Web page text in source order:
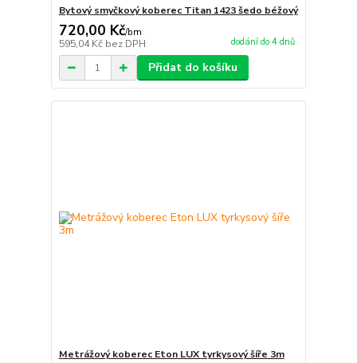
Bytový smyčkový koberec Titan 1423 šedo béžový
720,00 Kč/bm
595,04 Kč bez DPH dodání do 4 dnů
Přidat do košíku
Metrážový koberec Eton LUX tyrkysový šíře 3m